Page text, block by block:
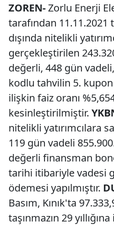
ZOREN-Zorlu Enerji
tarafından
dışında nitelikli
gerçekleştirilen
değerli, 448 gün
kodlu tahvilin 5.
ilişkin faiz oranı
kesinleştirilmiştir.
nitelikli yatırımcılara
119 gün vadeli
değerli finansman
tarihi itibariyle vadesi
ödemesi yapılmıştır.
Basım, Kınık'ta
taşınmazın 29